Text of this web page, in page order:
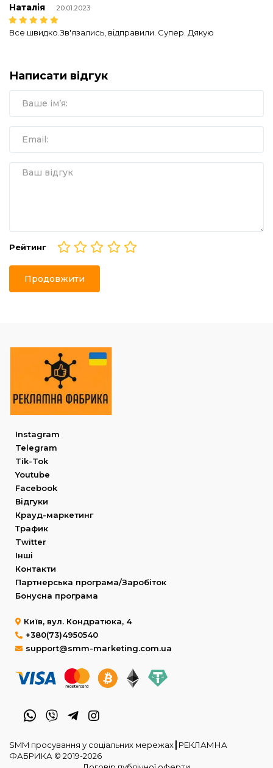
Наталія 20.01.2023
Все швидко.Зв'язались, відправили. Супер. Дякую
Написати відгук
Рейтинг
Продовжити
Instagram
Telegram
Tik-Tok
Youtube
Facebook
Відгуки
Крауд-маркетинг
Трафик
Twitter
Інші
Контакти
Партнерська програма/Заробіток
Бонусна програма
Київ, вул. Кондратюка, 4
+380(73)4950540
support@smm-marketing.com.ua
SMM просування у соціальних мережах┃РЕКЛАМНА
ФАБРИКА © 2019-2026